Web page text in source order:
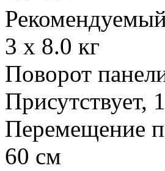
3 x 8.0 кг
Поворот
Присутствует,
Перемещение
60 см